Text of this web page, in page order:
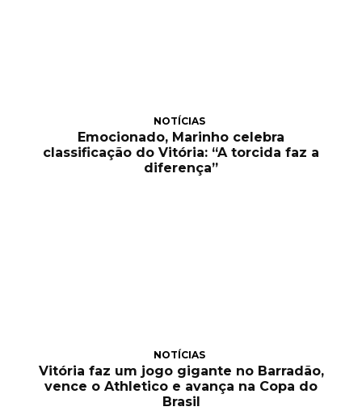
NOTÍCIAS
Emocionado, Marinho celebra
classificação do Vitória: “A torcida faz a
diferença”
NOTÍCIAS
Vitória faz um jogo gigante no Barradão,
vence o Athletico e avança na Copa do
Brasil